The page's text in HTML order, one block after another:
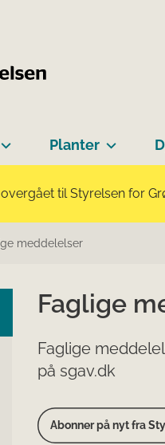
Planter
til Styrelsen for
meddelelser
Faglige
Faglige
på sgav.dk
Abonner på nyt fra